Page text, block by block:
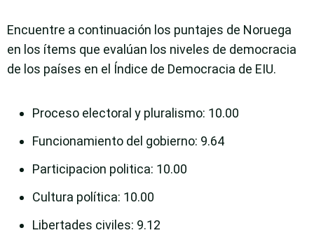
Encuentre a continuación los puntajes de Noruega
en los ítems que evalúan los niveles de democracia
de los países en el Índice de Democracia de EIU.
Proceso electoral y pluralismo: 10.00
Funcionamiento del gobierno: 9.64
Participacion politica: 10.00
Cultura política: 10.00
Libertades civiles: 9.12